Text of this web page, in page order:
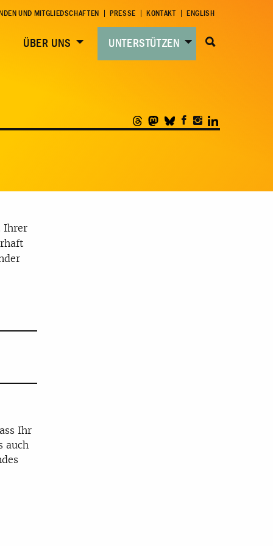
UND MITGLIEDSCHAFTEN PRESSE KONTAKT ENGLISH
ÜBER UNS UNTERSTÜTZEN
Ihrer
Ihr
auch